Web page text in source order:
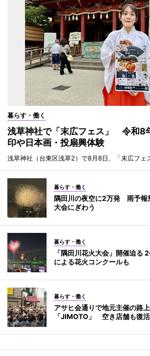
暮らす・働く
浅草神社で「末広フェス」 令和8
印や日本画・投扇興体験
浅草神社（台東区浅草2）で8月8日、「末広フェ
暮らす・働く
隅田川の夜空に2万発 雨予報
大会にぎわう
暮らす・働く
「隅田川花火大会」開催迫る
による花火コンクールも
暮らす・働く
アサヒ会通りで地元主催の路
「JIMOTO」 空き店舗も復活